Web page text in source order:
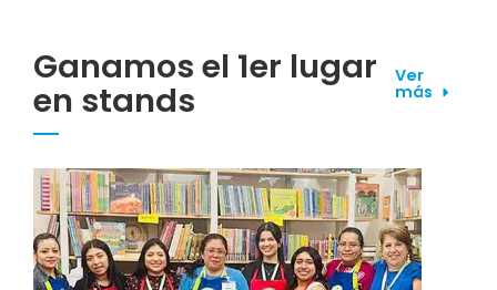
Ganamos el 1er lugar
en stands
Ver
más